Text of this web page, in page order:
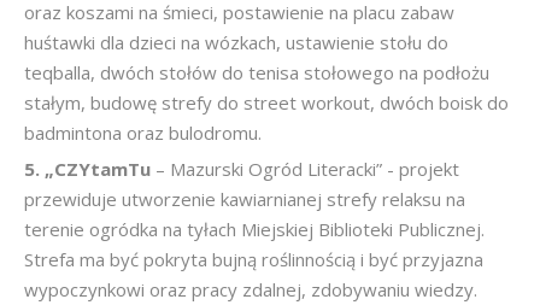
oraz koszami na śmieci, postawienie na placu zabaw
huśtawki dla dzieci na wózkach, ustawienie stołu do
teqballa, dwóch stołów do tenisa stołowego na podłożu
stałym, budowę strefy do street workout, dwóch boisk do
badmintona oraz bulodromu.
5. „CZYtamTu – Mazurski Ogród Literacki” - projekt
przewiduje utworzenie kawiarnianej strefy relaksu na
terenie ogródka na tyłach Miejskiej Biblioteki Publicznej.
Strefa ma być pokryta bujną roślinnością i być przyjazna
wypoczynkowi oraz pracy zdalnej, zdobywaniu wiedzy.